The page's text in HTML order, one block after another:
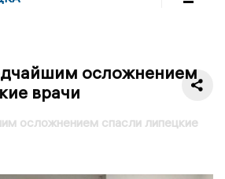
осложнением
врачи
осложнением спасли липецкие